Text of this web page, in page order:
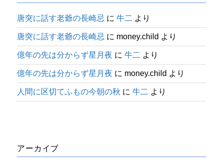
唐突に話す老爺の長崎忌 に牛二 より
唐突に話す老爺の長崎忌 に money.child より
億年の先は分からず星月夜 に牛二 より
億年の先は分からず星月夜 に money.child より
人間に区切てふもの今朝の秋 に牛二 より
アーカイブ